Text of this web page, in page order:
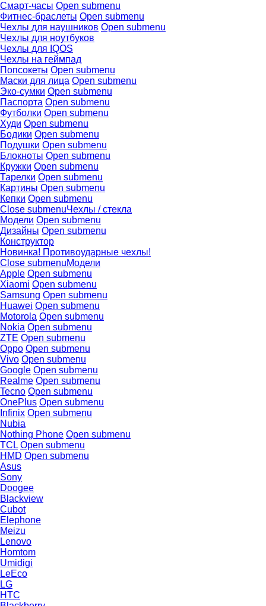
Смарт-часы Open submenu
Фитнес-браслеты Open submenu
Чехлы для наушников Open submenu
Чехлы для ноутбуков
Чехлы для IQOS
Чехлы на геймпад
Попсокеты Open submenu
Маски для лица Open submenu
Эко-сумки Open submenu
Паспорта Open submenu
Футболки Open submenu
Худи Open submenu
Бодики Open submenu
Подушки Open submenu
Блокноты Open submenu
Кружки Open submenu
Тарелки Open submenu
Картины Open submenu
Кепки Open submenu
Close submenuЧехлы / стекла
Модели Open submenu
Дизайны Open submenu
Конструктор
Новинка! Противоударные чехлы!
Close submenuМодели
Apple Open submenu
Xiaomi Open submenu
Samsung Open submenu
Huawei Open submenu
Motorola Open submenu
Nokia Open submenu
ZTE Open submenu
Oppo Open submenu
Vivo Open submenu
Google Open submenu
Realme Open submenu
Tecno Open submenu
OnePlus Open submenu
Infinix Open submenu
Nubia
Nothing Phone Open submenu
TCL Open submenu
HMD Open submenu
Asus
Sony
Doogee
Blackview
Cubot
Elephone
Meizu
Lenovo
Homtom
Umidigi
LeEco
LG
HTC